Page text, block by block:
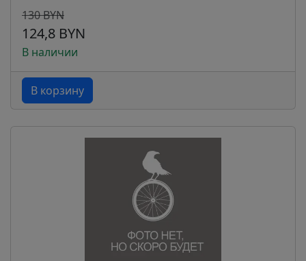
130 BYN
124,8 BYN
В наличии
В корзину